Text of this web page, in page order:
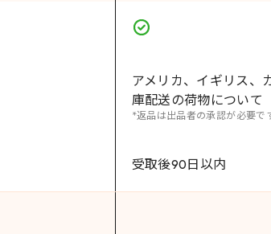
アメリカ、イギリス、
庫配送の荷物について
*返品は出品者の承認が必要で
受取後90日以内